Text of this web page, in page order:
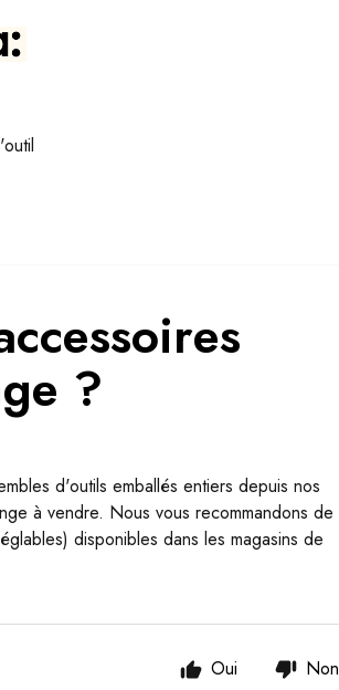
?
d'outils emballés entiers depuis nos
à vendre. Nous vous recommandons de
disponibles dans les magasins de
Oui Non